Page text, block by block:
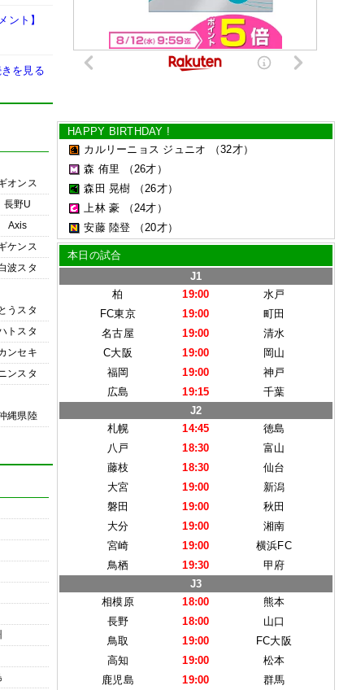
ント】
を見る
オンス
長野U
Axis
ケンス
波スタ
とうスタ
トスタ
ンセキ
ンスタ
縄県陸
HAPPY BIRTHDAY !
カルリーニョス ジュニオ
（32才）
森 侑里
（26才）
森田 晃樹
（26才）
上林 豪
（24才）
安藤 陸登
（20才）
本日の試合
J1
柏
19:00
水戸
FC東京
19:00
町田
名古屋
19:00
清水
C大阪
19:00
岡山
福岡
19:00
神戸
広島
19:15
千葉
J2
札幌
14:45
徳島
八戸
18:30
富山
藤枝
18:30
仙台
大宮
19:00
新潟
磐田
19:00
秋田
大分
19:00
湘南
宮崎
19:00
横浜FC
鳥栖
19:30
甲府
J3
相模原
18:00
熊本
長野
18:00
山口
鳥取
19:00
FC大阪
高知
19:00
松本
鹿児島
19:00 群馬